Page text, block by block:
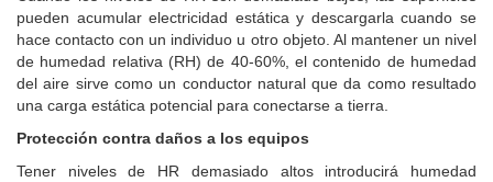
pueden acumular electricidad estática y descargarla cuando se
hace contacto con un individuo u otro objeto. Al mantener un nivel
de humedad relativa (RH) de 40-60%, el contenido de humedad
del aire sirve como un conductor natural que da como resultado
una carga estática potencial para conectarse a tierra.
Protección contra daños a los equipos
Tener niveles de HR demasiado altos introducirá humedad